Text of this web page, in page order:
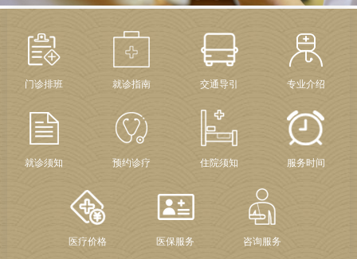
门诊排班 就诊指南 交通导引 专业介绍
就诊须知 预约诊疗 住院须知 服务时间
医疗价格 医保服务 咨询服务